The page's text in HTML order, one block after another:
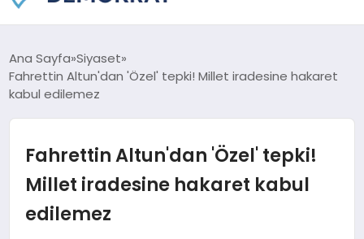
GÜNDEM
EKONOMI
SPOR
Ana Sayfa Siyaset
Fahrettin Altun'dan 'Özel' tepki! Millet iradesine hakaret
kabul edilemez
Fahrettin Altun'dan 'Özel' tepki!
Millet iradesine hakaret kabul
edilemez